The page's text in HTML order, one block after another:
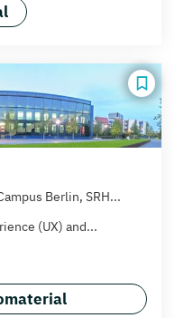
Berlin, SRH...
(UX) and...